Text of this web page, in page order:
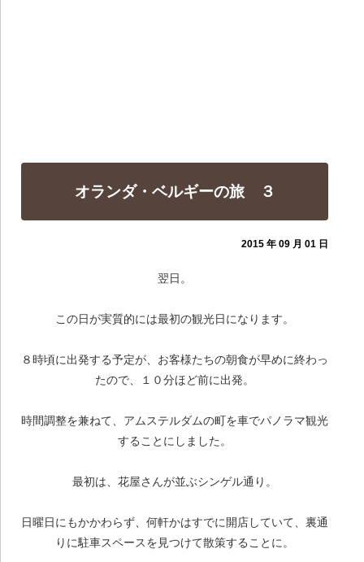
オランダ・ベルギーの旅 ３
2015 年 09 月 01 日
翌日。
この日が実質的には最初の観光日になります。
８時頃に出発する予定が、お客様たちの朝食が早めに終わっ
たので、１０分ほど前に出発。
時間調整を兼ねて、アムステルダムの町を車でパノラマ観光
することにしました。
最初は、花屋さんが並ぶシンゲル通り。
日曜日にもかかわらず、何軒かはすでに開店していて、裏通
りに駐車スペースを見つけて散策することに。